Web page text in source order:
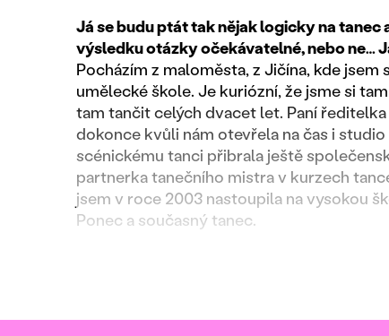
Já se budu ptát tak nějak logicky na
výsledku otázky očekávatelné, nebo ne…
Pocházím z maloměsta, z Jičína, kde
umělecké škole. Je kuriózní, že jsme si
tam tančit celých dvacet let. Paní
dokonce kvůli nám otevřela na čas i
scénickému tanci přibrala ještě
partnerka tanečního mistra v kurzech
jsem v roce 2003 nastoupila na vysokou
Ponec a současný tanec.